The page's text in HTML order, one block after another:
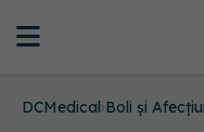
DCMedical›Boli și